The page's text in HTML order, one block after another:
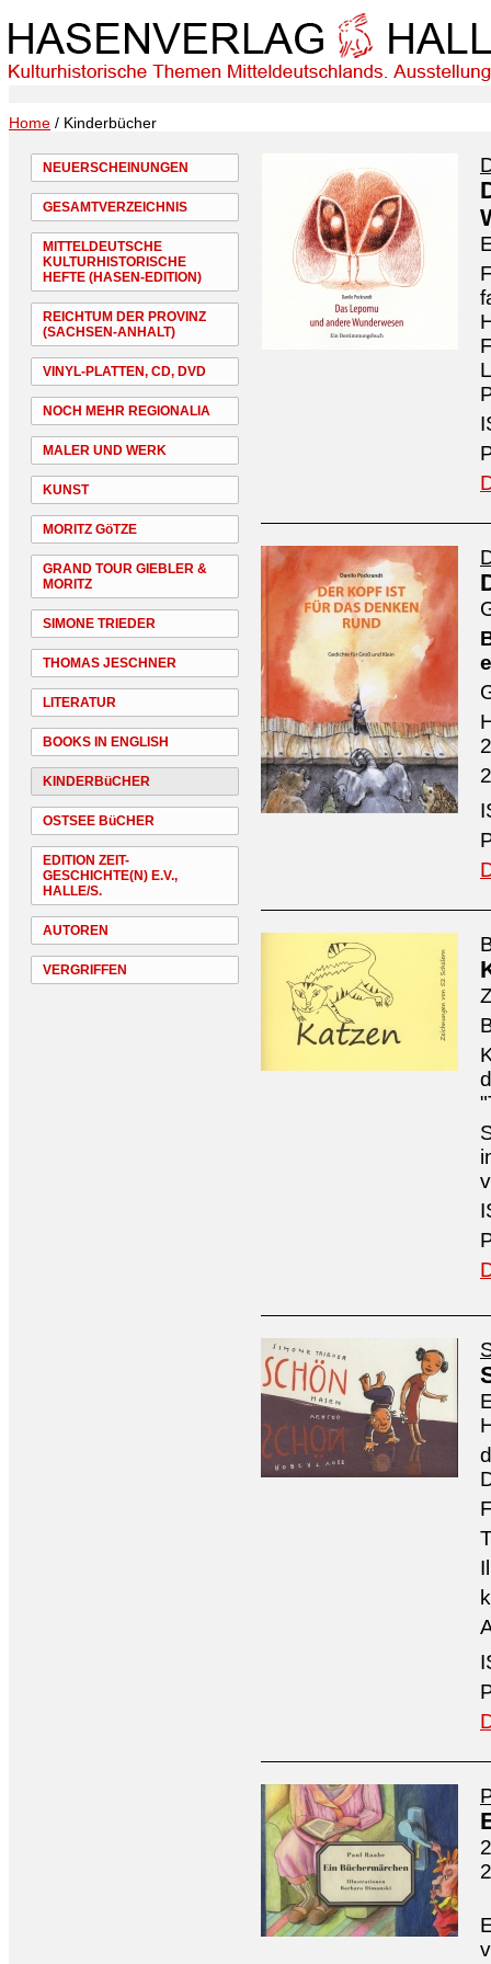
Home / Kinderbücher
NEUERSCHEINUNGEN
GESAMTVERZEICHNIS
MITTELDEUTSCHE
KULTURHISTORISCHE
HEFTE (HASEN-EDITION)
REICHTUM DER PROVINZ
(SACHSEN-ANHALT)
VINYL-PLATTEN, CD, DVD
NOCH MEHR REGIONALIA
MALER UND WERK
KUNST
MORITZ GöTZE
GRAND TOUR GIEBLER &
MORITZ
SIMONE TRIEDER
THOMAS JESCHNER
LITERATUR
BOOKS IN ENGLISH
KINDERBüCHER
OSTSEE BüCHER
EDITION ZEIT-
GESCHICHTE(N) E.V.,
HALLE/S.
AUTOREN
VERGRIFFEN